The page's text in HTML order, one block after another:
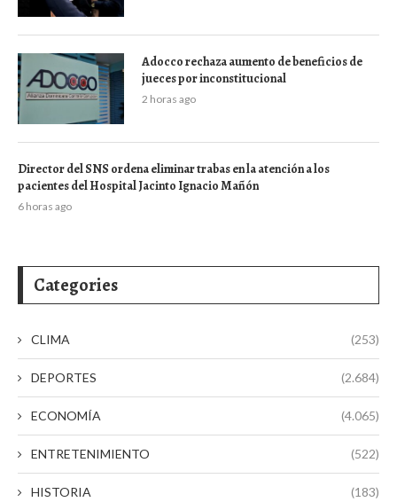
Adocco rechaza aumento de beneficios de
jueces por inconstitucional
2 horas ago
Director del SNS ordena eliminar trabas en la atención a los
pacientes del Hospital Jacinto Ignacio Mañón
6 horas ago
Categories
CLIMA (253)
DEPORTES (2.684)
ECONOMÍA (4.065)
ENTRETENIMIENTO (522)
HISTORIA (183)